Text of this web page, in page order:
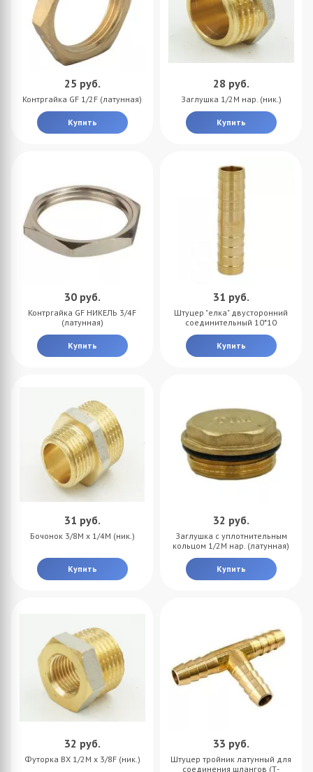
25 руб.
Контргайка GF 1/2F (латунная)
Купить
28 руб.
Заглушка 1/2M нар. (ник.)
Купить
30 руб.
Контргайка GF НИКЕЛЬ 3/4F
(латунная)
Купить
31 руб.
Штуцер "елка" двусторонний
соединительный 10*10
Купить
31 руб.
Бочонок 3/8M х 1/4M (ник.)
Купить
32 руб.
Заглушка с уплотнительным
кольцом 1/2M нар. (латунная)
Купить
32 руб.
Футорка BX 1/2M x 3/8F (ник.)
33 руб.
Штуцер тройник латунный для
соединения шлангов (Т-